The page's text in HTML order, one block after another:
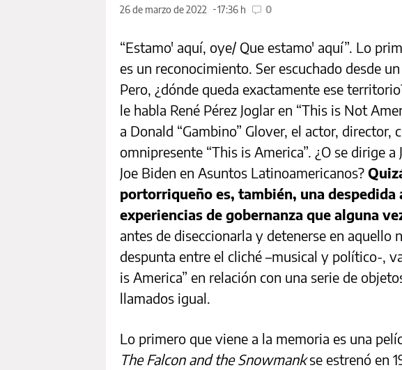
26 de marzo de 2022 17:36 h 0
“Estamo' aquí, oye/ Que estamo' aquí”. Lo
es un reconocimiento. Ser escuchado desde
Pero, ¿dónde queda exactamente ese
le habla René Pérez Joglar en “This is Not
a Donald “Gambino” Glover, el actor, director,
omnipresente “This is America”. ¿O se dirige a
Joe Biden en Asuntos Latinoamericanos?
portorriqueño es, también, una
experiencias de gobernanza que alguna
antes de diseccionarla y detenerse en aquello
despunta entre el cliché –musical y político-,
is America” en relación con una serie de
llamados igual.
Lo primero que viene a la memoria es una
The Falcon and the Snowmankse estrenó en